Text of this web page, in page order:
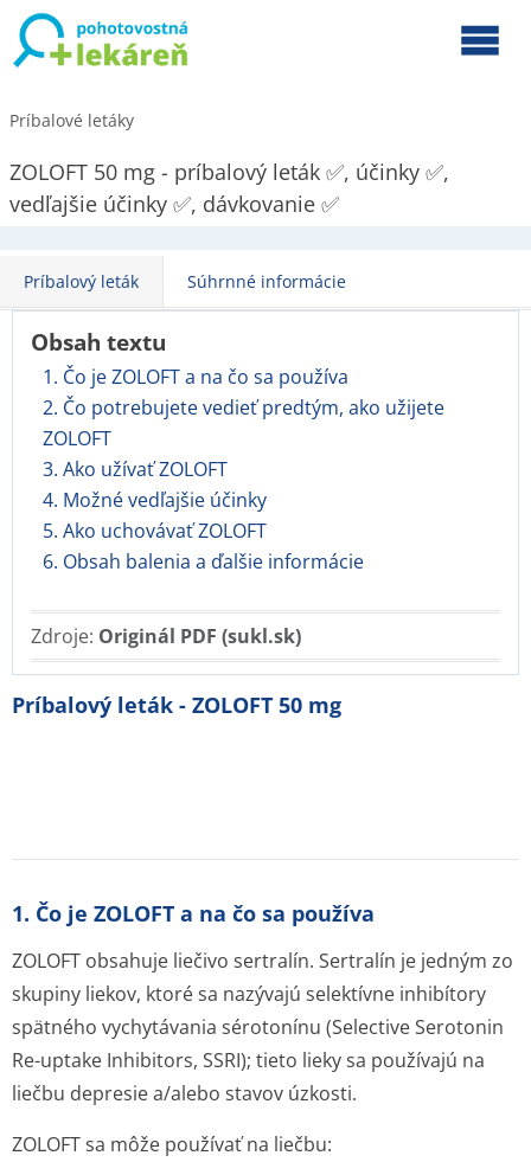
Príbalové letáky
ZOLOFT 50 mg - príbalový leták ✅, účinky ✅,
vedľajšie účinky ✅, dávkovanie ✅
Príbalový leták Súhrnné informácie
Obsah textu
1. Čo je ZOLOFT a na čo sa používa
2. Čo potrebujete vedieť predtým, ako užijete
ZOLOFT
3. Ako užívať ZOLOFT
4. Možné vedľajšie účinky
5. Ako uchovávať ZOLOFT
6. Obsah balenia a ďalšie informácie
Zdroje: Originál PDF (sukl.sk)
Príbalový leták - ZOLOFT 50 mg
1. Čo je ZOLOFT a na čo sa používa
ZOLOFT obsahuje liečivo sertralín. Sertralín je jedným zo
skupiny liekov, ktoré sa nazývajú selektívne inhibítory
spätného vychytávania sérotonínu (Selective Serotonin
Re-uptake Inhibitors, SSRI); tieto lieky sa používajú na
liečbu depresie a/alebo stavov úzkosti.
ZOLOFT sa môže používať na liečbu: